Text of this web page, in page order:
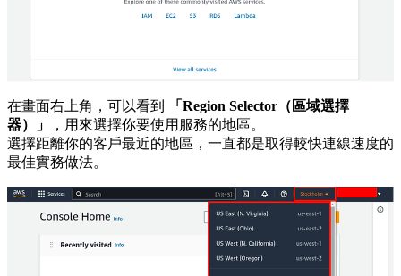
在畫面右上角，可以看到
「Region Selector（區域選擇
器）」
，用來選擇你要使用服務的地區。
選擇距離你的客戶最近的地區，一直都是取得較快連線速度的
最佳實務做法。